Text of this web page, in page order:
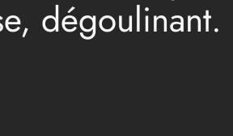
dégoulinant.